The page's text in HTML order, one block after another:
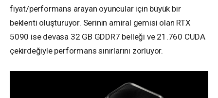
fiyat/performans arayan oyuncular için büyük bir
beklenti oluşturuyor. Serinin amiral gemisi olan RTX
5090 ise devasa 32 GB GDDR7 belleği ve 21.760 CUDA
çekirdeğiyle performans sınırlarını zorluyor.